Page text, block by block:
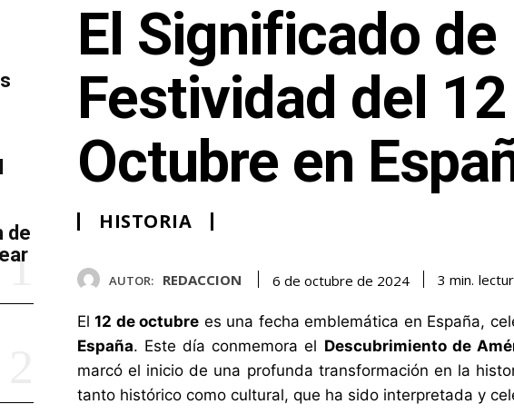
de
El Significado de
Festividad del
Octubre en
HISTORIA
AUTOR: REDACCION 6 de octubre de 2024 3 min.
El12 de octubre es una fecha emblemática en España,
España. Este día conmemora el Descubrimiento de
marcó el inicio de una profunda transformación en la
tanto histórico como cultural, que ha sido interpretada y